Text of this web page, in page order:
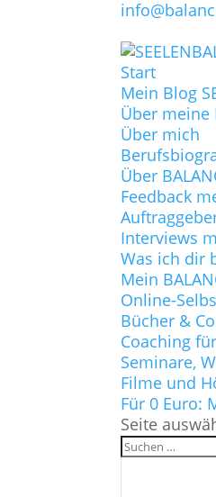
Start
Mein Blog
Über meine
Über mich
Über
Feedback
Interviews
Was ich dir
Mein
Online-
Bücher &
Coaching
Seminare,
Filme und
Für 0 Euro:
Seite